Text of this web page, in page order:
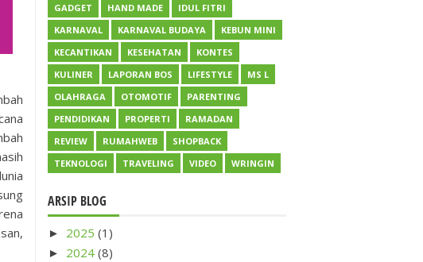
GADGET
HAND MADE
IDUL FITRI
KARNAVAL
KARNAVAL BUDAYA
KEBUN MINI
KECANTIKAN
KESEHATAN
KONTES
KULINER
LAPORAN BOS LIFESTYLE
MS L
OLAHRAGA
OTOMOTIF
PARENTING
PENDIDIKAN
PROPERTI
RAMADAN
REVIEW
RUMAHWEB
SHOPBACK
TEKNOLOGI
TRAVELING VIDEO WRINGIN
ARSIP BLOG
► 2025 (1)
► 2024 (8)